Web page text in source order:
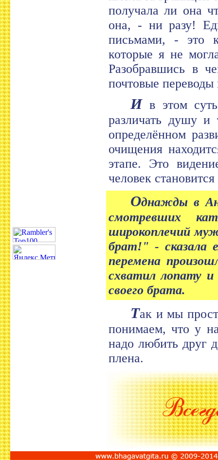
получала ли она
она, - ни разу!
письмами, - это
которые я не
Разобравшись в
почтовые
Ив этом суть
различать душу и
определённом
очищения
этапе. Это
человек
Однажды в
смотревших
широкоплечий
брат!" - сказала
перемена
схватил лопату
своего брата.
Так и мы
понимаем, что у
надо любить друг
плена.